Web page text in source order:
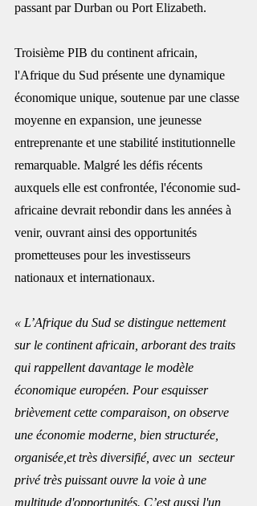
passant par Durban ou Port Elizabeth.
Troisième PIB du continent africain,
l'Afrique du Sud présente une dynamique
économique unique, soutenue par une classe
moyenne en expansion, une jeunesse
entreprenante et une stabilité institutionnelle
remarquable. Malgré les défis récents
auxquels elle est confrontée, l'économie sud-
africaine devrait rebondir dans les années à
venir, ouvrant ainsi des opportunités
prometteuses pour les investisseurs
nationaux et internationaux.
« L’Afrique du Sud se distingue nettement
sur le continent africain, arborant des traits
qui rappellent davantage le modèle
économique européen. Pour esquisser
brièvement cette comparaison, on observe
une économie moderne, bien structurée,
organisée,et très diversifié, avec un  secteur
privé très puissant ouvre la voie à une
multitude d'opportunités. C’est aussi l'un